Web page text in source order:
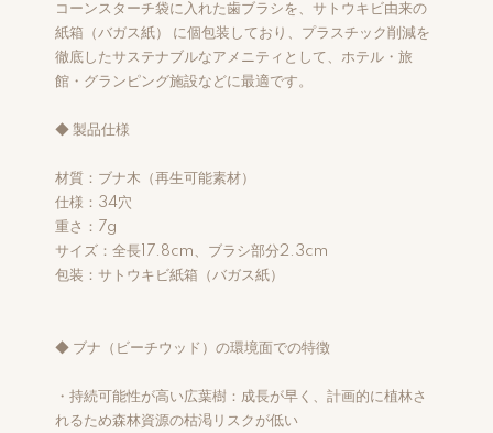
コーンスターチ袋に入れた歯ブラシを、サトウキビ由来の
紙箱（バガス紙） に個包装しており、プラスチック削減を
徹底したサステナブルなアメニティとして、ホテル・旅
館・グランピング施設などに最適です。
◆ 製品仕様
材質：ブナ木（再生可能素材）
仕様：34穴
重さ：7g
サイズ：全長17.8cm、ブラシ部分2.3cm
包装：サトウキビ紙箱（バガス紙）
◆ ブナ（ビーチウッド）の環境面での特徴
・持続可能性が高い広葉樹：成長が早く、計画的に植林さ
れるため森林資源の枯渇リスクが低い